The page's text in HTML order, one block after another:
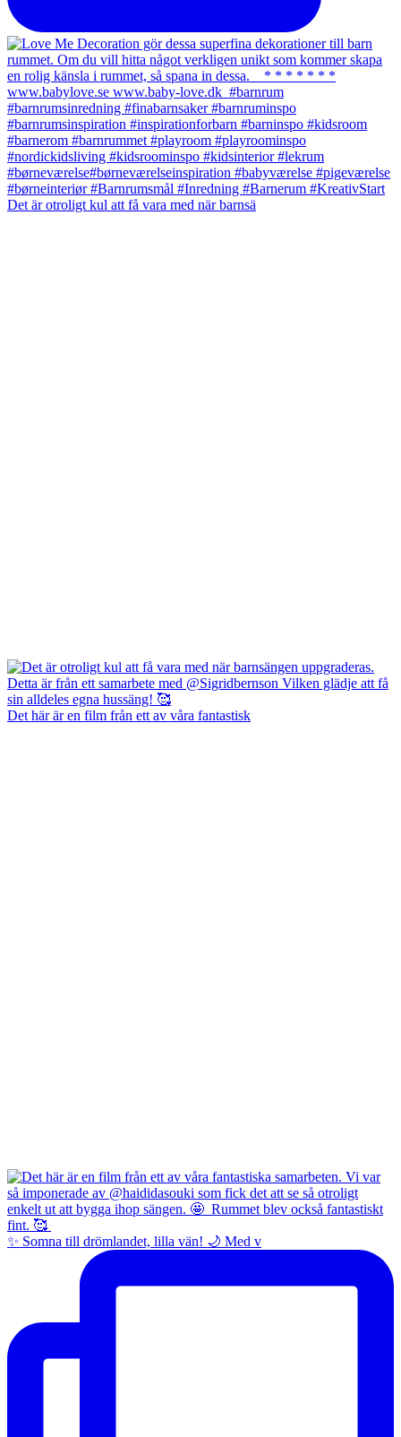
Det är otroligt kul att få vara med när barnsä
Det här är en film från ett av våra fantastisk
✨ Somna till drömlandet, lilla vän! 🌙 Med v